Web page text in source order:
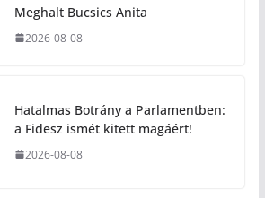
Meghalt Bucsics Anita
2026-08-08
Hatalmas Botrány a Parlamentben:
a Fidesz ismét kitett magáért!
2026-08-08